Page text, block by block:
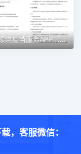
44 宫颈癌疫苗服务APP（word＋ppt配套）创业计划书word模板
，客服微信：